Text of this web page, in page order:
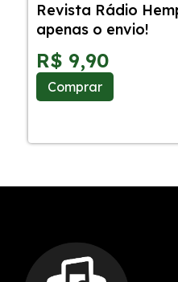
Revista Rádio
apenas o envio!
R$ 9,90
Comprar